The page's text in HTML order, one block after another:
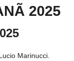
2025
Marinucci.